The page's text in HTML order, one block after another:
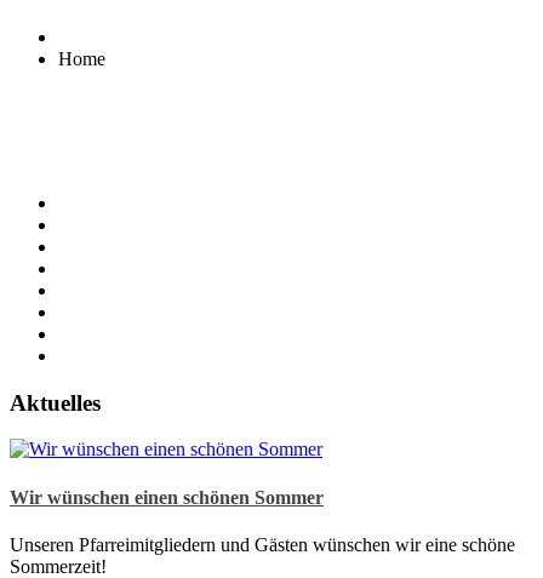
Home
Aktuelles
Wir wünschen einen schönen Sommer
Unseren Pfarreimitgliedern und Gästen wünschen wir eine schöne
Sommerzeit!